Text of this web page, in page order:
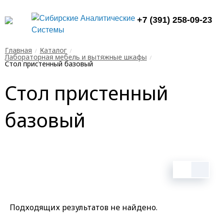
+7 (391) 258-09-23
Главная Каталог
Лабораторная мебель и вытяжные шкафы
Стол пристенный базовый
Стол пристенный
базовый
Подходящих результатов не найдено.